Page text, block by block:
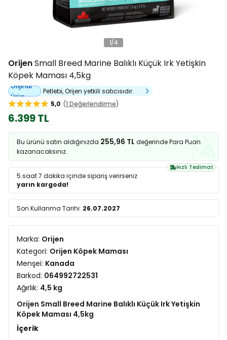
1/4
OrijenSmall Breed Marine Balıklı Küçük Irk Yetişkin
Köpek Maması 4,5kg
Orijinal
Ürün
Petlebi, Orijen yetkili satıcısıdır.
5,0
1 Değerlendirme
6.399 TL
Bu ürünü satın aldığınızda 255,96 TL değerinde Para Puan
kazanacaksınız.
Hızlı Teslimat
5 saat 7 dakika içinde sipariş verirseniz
yarın kargoda!
Son Kullanma Tarihi: 26.07.2027
Marka: Orijen
Kategori: Orijen Köpek Maması
Menşei: Kanada
Barkod: 064992722531
Ağırlık: 4,5 kg
Orijen Small Breed Marine Balıklı Küçük Irk Yetişkin
Köpek Maması 4,5kg
İçerik